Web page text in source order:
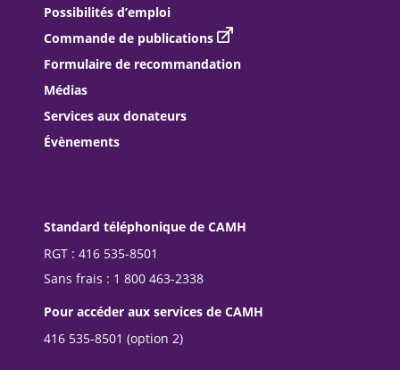
Possibilités d’emploi
Commande de publications
Formulaire de recommandation
Médias
Services aux donateurs
Évènements
Standard téléphonique de CAMH
RGT : 416 535-8501
Sans frais : 1 800 463-2338
Pour accéder aux services de CAMH
416 535-8501 (option 2)